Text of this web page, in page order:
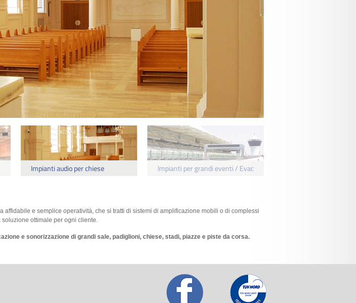
Impianti audio per chiese Impianti per grandi eventi / Evac
e semplice operatività, che si tratti di sistemi di amplificazione mobili o di complessi
ottimale per ogni cliente.
e sonorizzazione di grandi sale, padiglioni, chiese, stadi, piazze e piste da corsa.